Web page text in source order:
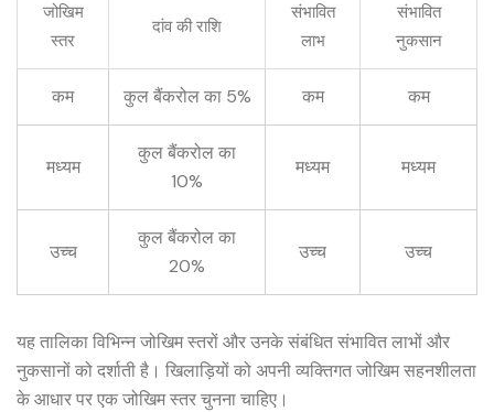
जोखिम
स्तर
दांव की राशि
संभावित
लाभ
संभावित
नुकसान
कम कुल बैंकरोल का 5% कम कम
मध्यम
कुल बैंकरोल का
10%
मध्यम मध्यम
उच्च
कुल बैंकरोल का
20%
उच्च उच्च
यह तालिका विभिन्न जोखिम स्तरों और उनके संबंधित संभावित लाभों और
नुकसानों को दर्शाती है। खिलाड़ियों को अपनी व्यक्तिगत जोखिम सहनशीलता
के आधार पर एक जोखिम स्तर चुनना चाहिए।